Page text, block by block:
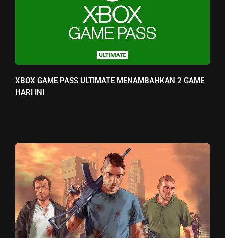
XBOX GAME PASS ULTIMATE MENAMBAHKAN 2 GAME
HARI INI